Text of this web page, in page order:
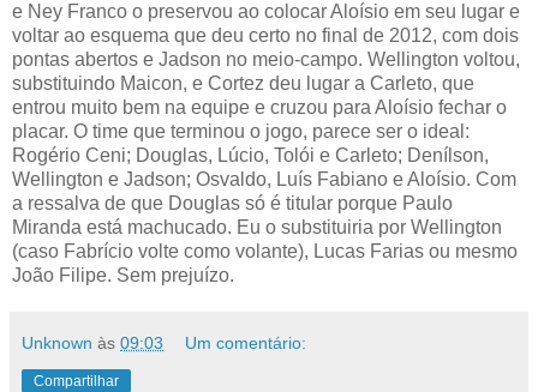
e Ney Franco o preservou ao colocar Aloísio em seu lugar e
voltar ao esquema que deu certo no final de 2012, com dois
pontas abertos e Jadson no meio-campo. Wellington voltou,
substituindo Maicon, e Cortez deu lugar a Carleto, que
entrou muito bem na equipe e cruzou para Aloísio fechar o
placar. O time que terminou o jogo, parece ser o ideal:
Rogério Ceni; Douglas, Lúcio, Tolói e Carleto; Denílson,
Wellington e Jadson; Osvaldo, Luís Fabiano e Aloísio. Com
a ressalva de que Douglas só é titular porque Paulo
Miranda está machucado. Eu o substituiria por Wellington
(caso Fabrício volte como volante), Lucas Farias ou mesmo
João Filipe. Sem prejuízo.
Unknown às 09:03 Um comentário:
Compartilhar